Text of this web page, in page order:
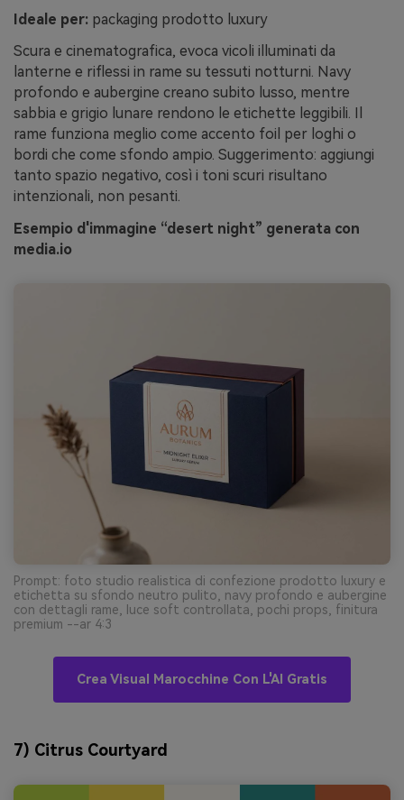
Ideale per: packaging prodotto luxury
Scura e cinematografica, evoca vicoli illuminati da
lanterne e riflessi in rame su tessuti notturni. Navy
profondo e aubergine creano subito lusso, mentre
sabbia e grigio lunare rendono le etichette leggibili. Il
rame funziona meglio come accento foil per loghi o
bordi che come sfondo ampio. Suggerimento: aggiungi
tanto spazio negativo, così i toni scuri risultano
intenzionali, non pesanti.
Esempio d'immagine “desert night” generata con
media.io
Prompt: foto studio realistica di confezione prodotto luxury e
etichetta su sfondo neutro pulito, navy profondo e aubergine
con dettagli rame, luce soft controllata, pochi props, finitura
premium --ar 4:3
Crea Visual Marocchine Con L'AI Gratis
7) Citrus Courtyard